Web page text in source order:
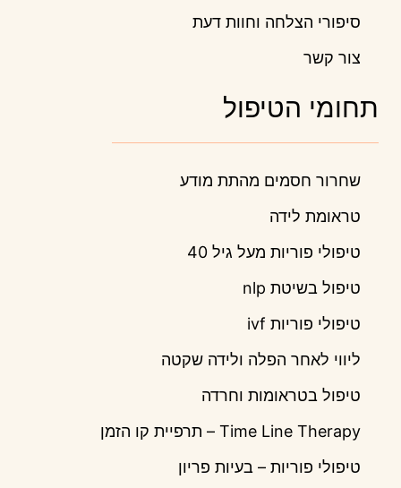
סיפורי הצלחה וחוות דעת
צור קשר
תחומי הטיפול
שחרור חסמים מהתת מודע
טראומת לידה
טיפולי פוריות מעל גיל 40
טיפול בשיטת nlp
טיפולי פוריות ivf
ליווי לאחר הפלה ולידה שקטה
טיפול בטראומות וחרדה
Time Line Therapy – תרפיית קו הזמן
טיפולי פוריות – בעיות פריון